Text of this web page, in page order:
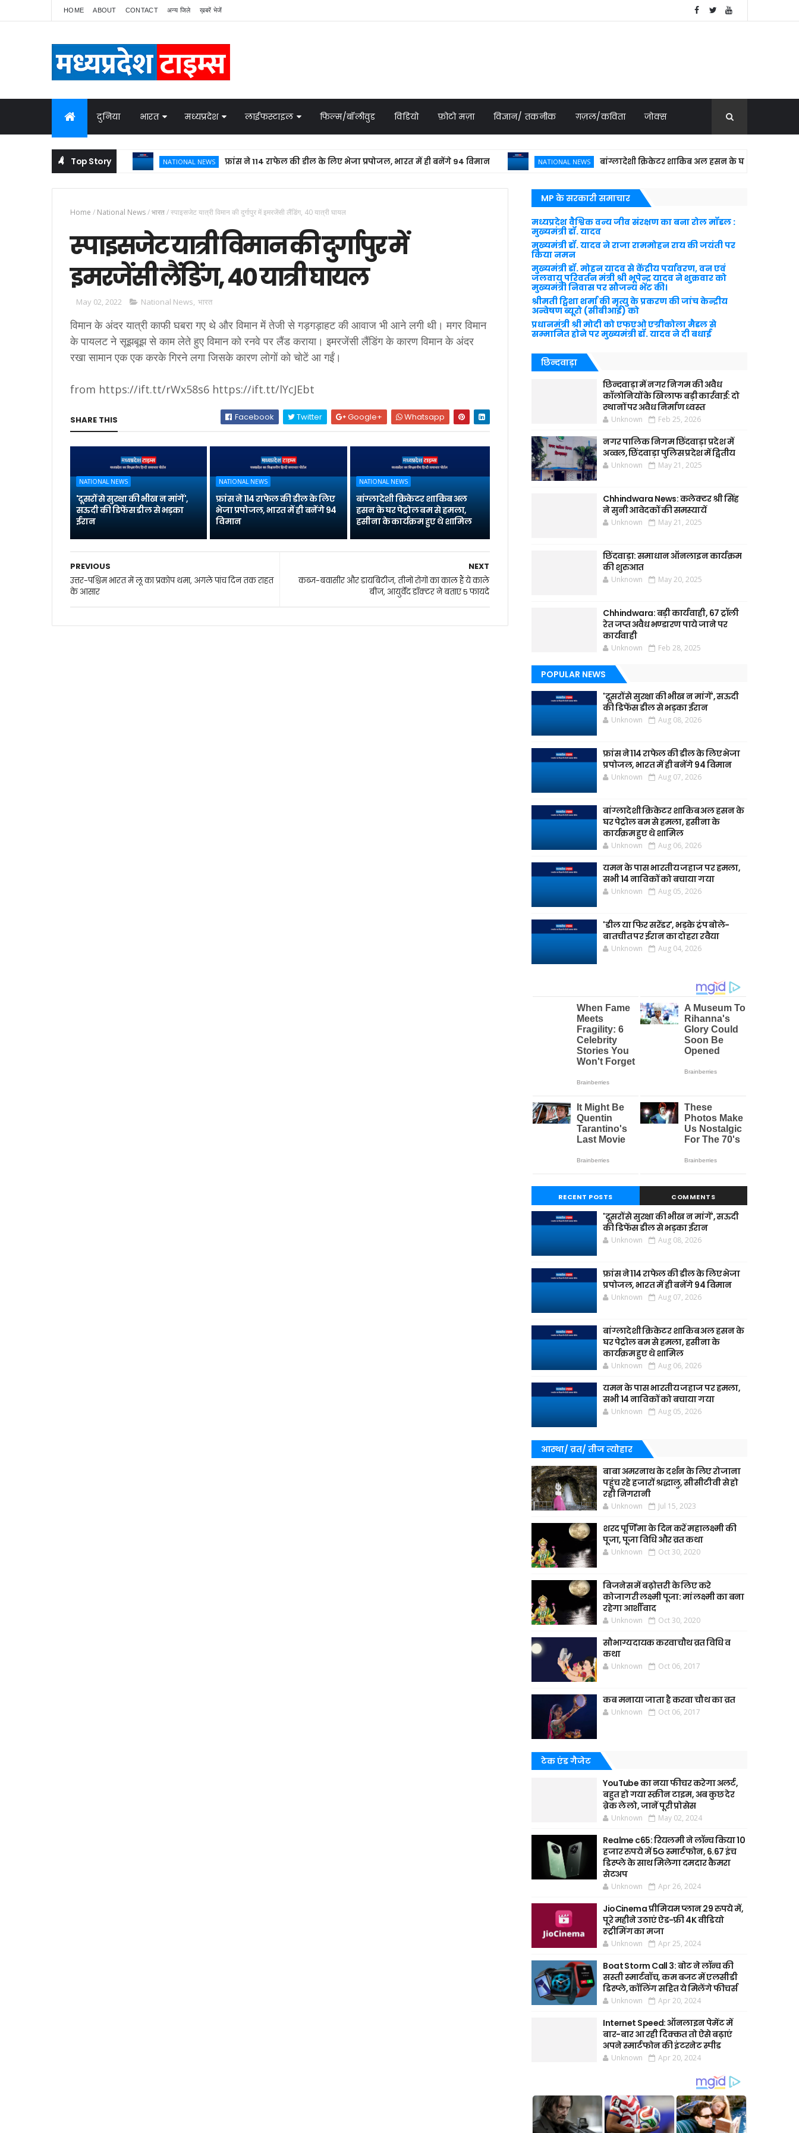
HOME ABOUT CONTACT अन्य जिले ख़बरें भेजें
दुनिया भारत मध्यप्रदेश लाईफस्टाइल फिल्म/बॉलीवुड विडियो फ़ोटो मज़ा विज्ञान/ तकनीक ग़ज़ल/कविता जोक्स
Top Story NATIONAL NEWS फ्रांस ने 114 राफेल की डील के लिए भेजा प्रपोजल, भारत में ही बनेंगे 94 विमान NATIONAL NEWS बांग्लादेशी क्रिकेटर शाकिब अल हसन के घर पेट्रोल बम से हमला,
Home / National News/भारत/स्पाइसजेट यात्री विमान की दुर्गापुर में इमरजेंसी लैंडिंग, 40 यात्री घायल
स्पाइसजेट यात्री विमान की दुर्गापुर में
इमरजेंसी लैंडिंग, 40 यात्री घायल
May 02, 2022 National News, भारत
विमान के अंदर यात्री काफी घबरा गए थे और विमान में तेजी से गड़गड़ाहट की आवाज भी आने लगी थी। मगर विमान
के पायलट ने सूझबूझ से काम लेते हुए विमान को रनवे पर लैंड कराया। इमरजेंसी लैंडिंग के कारण विमान के अंदर
रखा सामान एक एक करके गिरने लगा जिसके कारण लोगों को चोटें आ गईं।
from https://ift.tt/rWx58s6 https://ift.tt/lYcJEbt
SHARE THIS Facebook Twitter Google+ Whatsapp
NATIONAL NEWS
'दूसरों से सुरक्षा की भीख न मांगें',
सऊदी की डिफेंस डील से भड़का
ईरान
NATIONAL NEWS
फ्रांस ने 114 राफेल की डील के लिए
भेजा प्रपोजल, भारत में ही बनेंगे 94
विमान
NATIONAL NEWS
बांग्लादेशी क्रिकेटर शाकिब अल
हसन के घर पेट्रोल बम से हमला,
हसीना के कार्यक्रम हुए थे शामिल
NEXT
कब्ज-बवासीर और डायबिटीज, तीनों रोगों का काल हैं ये काले
बीज, आयुर्वेद डॉक्टर ने बताए 5 फायदे
PREVIOUS
उत्तर-पश्चिम भारत में लू का प्रकोप थमा, अगले पांच दिन तक राहत
के आसार
MP के सरकारी समाचार
मध्यप्रदेश वैश्विक वन्य जीव संरक्षण का बना रोल मॉडल :
मुख्यमंत्री डॉ. यादव
मुख्यमंत्री डॉ. यादव ने राजा राममोहन राय की जयंती पर
किया नमन
मुख्यमंत्री डॉ. मोहन यादव से केंद्रीय पर्यावरण, वन एवं
जलवायु परिवर्तन मंत्री श्री भूपेन्द्र यादव ने शुक्रवार को
मुख्यमंत्री निवास पर सौजन्य भेंट की।
श्रीमती ट्विशा शर्मा की मृत्यु के प्रकरण की जांच केन्द्रीय
अन्वेषण ब्यूरो (सीबीआई) को
प्रधानमंत्री श्री मोदी को एफएओ एग्रीकोला मैडल से
सम्मानित होने पर मुख्यमंत्री डॉ. यादव ने दी बधाई
छिन्दवाड़ा
छिन्दवाड़ा में नगर निगम की अवैध
कॉलोनियों के खिलाफ बड़ी कार्रवाई: दो
स्थानों पर अवैध निर्माण ध्वस्त
Unknown Feb 25, 2026
नगर पालिक निगम छिंदवाड़ा प्रदेश में
अव्वल, छिंदवाड़ा पुलिस प्रदेश में द्वितीय
Unknown May 21, 2025
Chhindwara News: कलेक्टर श्री सिंह
ने सुनी आवेदकों की समस्यायें
Unknown May 21, 2025
छिंदवाड़ा: समाधान ऑनलाइन कार्यक्रम
की शुरुआत
Unknown May 20, 2025
Chhindwara: बड़ी कार्यवाही, 67 ट्रॉली
रेत जप्त अवैध भण्डारण पाये जाने पर
कार्यवाही
Unknown Feb 28, 2025
POPULAR NEWS
'दूसरों से सुरक्षा की भीख न मांगें', सऊदी
की डिफेंस डील से भड़का ईरान
Unknown Aug 08, 2026
फ्रांस ने 114 राफेल की डील के लिए भेजा
प्रपोजल, भारत में ही बनेंगे 94 विमान
Unknown Aug 07, 2026
बांग्लादेशी क्रिकेटर शाकिब अल हसन के
घर पेट्रोल बम से हमला, हसीना के
कार्यक्रम हुए थे शामिल
Unknown Aug 06, 2026
यमन के पास भारतीय जहाज पर हमला,
सभी 14 नाविकों को बचाया गया
Unknown Aug 05, 2026
'डील या फिर सरेंडर', भड़के ट्रंप बोले-
बातचीत पर ईरान का दोहरा रवैया
Unknown Aug 04, 2026
RECENT POSTS COMMENTS
'दूसरों से सुरक्षा की भीख न मांगें', सऊदी
की डिफेंस डील से भड़का ईरान
Unknown Aug 08, 2026
फ्रांस ने 114 राफेल की डील के लिए भेजा
प्रपोजल, भारत में ही बनेंगे 94 विमान
Unknown Aug 07, 2026
बांग्लादेशी क्रिकेटर शाकिब अल हसन के
घर पेट्रोल बम से हमला, हसीना के
कार्यक्रम हुए थे शामिल
Unknown Aug 06, 2026
यमन के पास भारतीय जहाज पर हमला,
सभी 14 नाविकों को बचाया गया
Unknown Aug 05, 2026
आस्था/ व्रत/ तीज त्‍योहार
बाबा अमरनाथ के दर्शन के लिए रोजाना
पहुंच रहे हजारों श्रद्धालु, सीसीटीवी से हो
रही निगरानी
Unknown Jul 15, 2023
शरद पूर्णिमा के दिन करें महालक्ष्मी की
पूजा, पूजा विधि और व्रत कथा
Unknown Oct 30, 2020
बिजनेस में बढ़ोत्तरी के लिए करे
कोजागरी लक्ष्मी पूजा: मां लक्ष्मी का बना
रहेगा आर्शीवाद
Unknown Oct 30, 2020
सौभाग्यदायक करवाचौथ व्रत विधि व
कथा
Unknown Oct 06, 2017
कब मनाया जाता है करवा चौथ का व्रत
Unknown Oct 06, 2017
टेक एंड गैजेट
YouTube का नया फीचर करेगा अलर्ट,
बहुत हो गया स्क्रीन टाइम, अब कुछ देर
ब्रेक ले लो, जानें पूरी प्रोसेस
Unknown May 02, 2024
Realme c65: रियलमी ने लॉन्च किया 10
हजार रुपये में 5G स्मार्टफोन, 6.67 इंच
डिस्प्ले के साथ मिलेगा दमदार कैमरा
सेटअप
Unknown Apr 26, 2024
JioCinema प्रीमियम प्लान 29 रुपये में,
पूरे महीने उठाएं ऐड-फ्री 4K वीडियो
स्ट्रीमिंग का मजा
Unknown Apr 25, 2024
Boat Storm Call 3: बोट ने लॉन्च की
सस्ती स्मार्टवॉच, कम बजट में एलसीडी
डिस्प्ले, कॉलिंग सहित ये मिलेंगे फीचर्स
Unknown Apr 20, 2024
Internet Speed: ऑनलाइन पेमेंट में
बार-बार आ रही दिक्कत तो ऐसे बढ़ाएं
अपने स्मार्टफोन की इंटरनेट स्पीड
Unknown Apr 20, 2024